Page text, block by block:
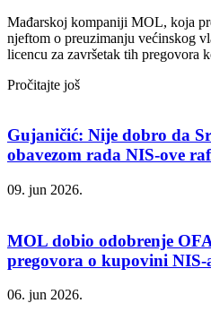
Mađarskoj kompaniji MOL, koja
njeftom o preuzimanju većinskog
licencu za završetak tih pregovora
Pročitajte još
Gujaničić: Nije dobro da
obavezom rada NIS-ove
09. jun 2026.
MOL dobio odobrenje
pregovora o kupovini NIS-
06. jun 2026.